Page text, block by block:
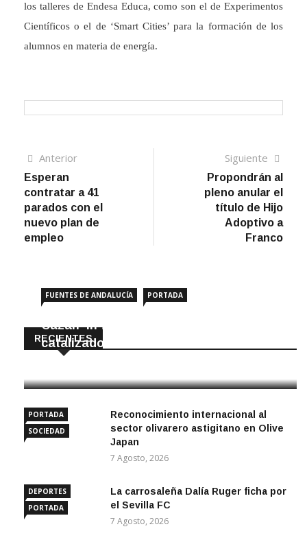
los talleres de Endesa Educa, como son el de Experimentos
Científicos o el de ‘Smart Cities’ para la formación de los
alumnos en materia de energía.
Navegación
de
entradas
AnteriorArtículo
Esperan
contratar a 41
parados con el
nuevo plan de
empleo
Siguiente
Propondrán al
pleno anular el
título de Hijo
Adoptivo a
Franco
RECIENTES
FUENTES DE ANDALUCÍA PORTADA
Cazan ‘in fraganti’ a ladrones de
catalizadores
PORTADA
SOCIEDAD
Reconocimiento internacional al
sector olivarero astigitano en Olive
Japan
7 Agosto, 2026
DEPORTES
PORTADA
La carrosaleña Dalía Ruger ficha por
el Sevilla FC
7 Agosto, 2026